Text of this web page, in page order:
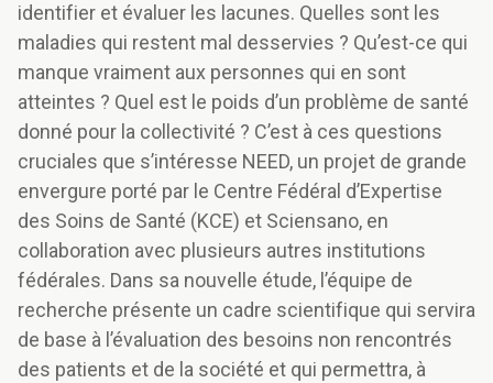
identifier et évaluer les lacunes. Quelles sont les
maladies qui restent mal desservies ? Qu’est-ce qui
manque vraiment aux personnes qui en sont
atteintes ? Quel est le poids d’un problème de santé
donné pour la collectivité ? C’est à ces questions
cruciales que s’intéresse NEED, un projet de grande
envergure porté par le Centre Fédéral d’Expertise
des Soins de Santé (KCE) et Sciensano, en
collaboration avec plusieurs autres institutions
fédérales. Dans sa nouvelle étude, l’équipe de
recherche présente un cadre scientifique qui servira
de base à l’évaluation des besoins non rencontrés
des patients et de la société et qui permettra, à